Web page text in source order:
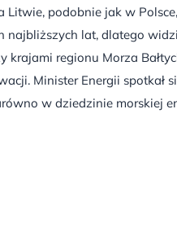
Litwie, podobnie jak w
lat, dlatego
krajami regionu Morza
Minister Energii spotkał
w dziedzinie morskiej